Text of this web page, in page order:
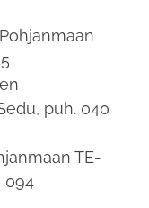
puh. 040
TE-
094